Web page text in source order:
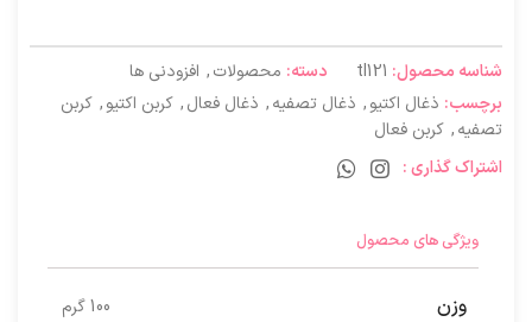
شناسه محصول: tl121 دسته: محصولات, افزودنی ها
برچسب: ذغال اکتیو, ذغال تصفیه, ذغال فعال, کربن اکتیو, کربن
تصفیه, کربن فعال
اشتراک گذاری :
ویژگی های محصول
وزن 100 گرم